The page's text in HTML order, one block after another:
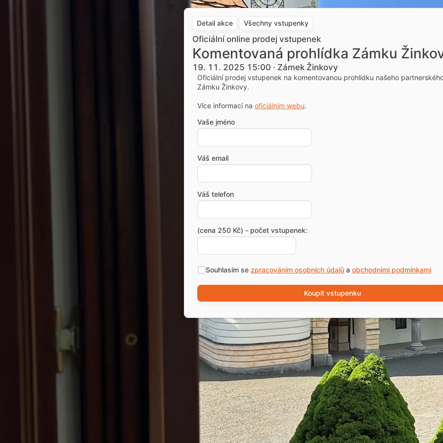
Detail akce Všechny vstupenky
Oficiální online prodej vstupenek
Komentovaná prohlídka Zámku
19. 11. 2025 15:00 · Zámek Žinkovy
Oficiální prodej vstupenek na komentovanou prohlídku našeho
Zámku Žinkovy.
Více informací na oficiálním webu.
Vaše jméno
Váš email
Váš telefon
(cena 250 Kč) - počet vstupenek:
Souhlasím se zpracováním osobních údajů a obchodními podmínkami
Koupit vstupenku